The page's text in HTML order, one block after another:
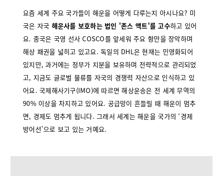
요즘 세계 주요 국가들이 해운을 어떻게 다루는지 아시나요? 미
국은 자국 해운사를 보호하는 법인 '존스 액트'를 고수하고 있어
요. 중국은 국영 선사 COSCO를 앞세워 주요 항만을 장악하며
해상 패권을 넓히고 있고요. 독일의 DHL은 현재는 민영화되어
있지만, 과거에는 정부가 지분을 보유하며 전략적으로 관리되었
고, 지금도 글로벌 물류를 자국의 경쟁력 자산으로 인식하고 있
어요. 국제해사기구(IMO)에 따르면 해상운송은 전 세계 무역의
90% 이상을 차지하고 있어요. 공급망이 흔들릴 때 해운이 멈추
면, 경제도 멈추게 됩니다. 그래서 세계는 해운을 국가의 ‘경제
방어선’으로 보고 있는 거예요.